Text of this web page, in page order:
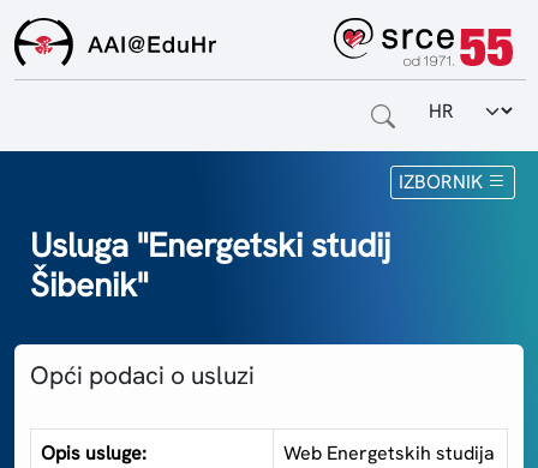
Odabir
IZBORNIK
Za krajnje korisnike
Za matične ustanove
Kontakt
Usluga "Energetski studij
Šibenik"
Opći podaci o usluzi
Opis usluge:
Web Energetskih studija